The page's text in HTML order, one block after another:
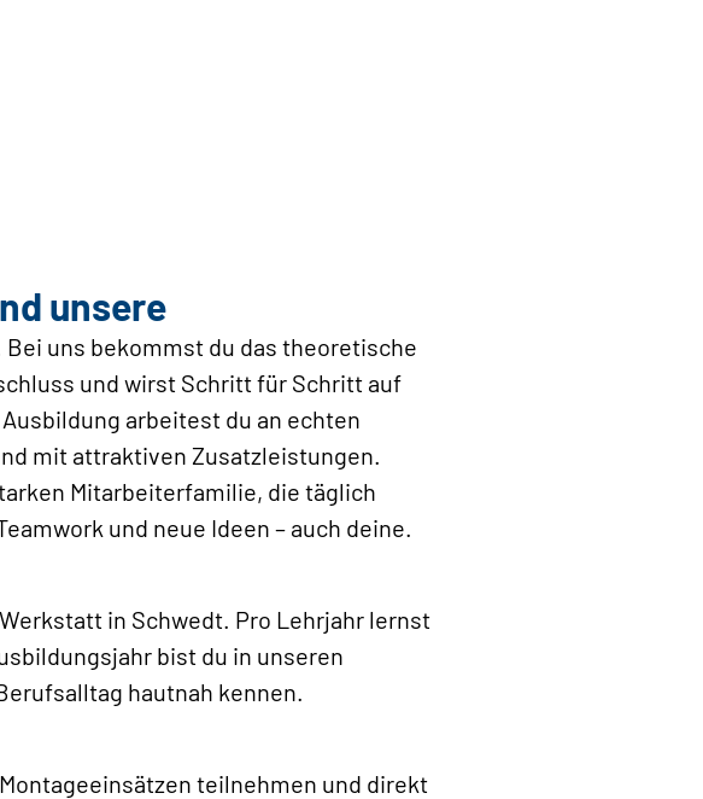
unsere
uns bekommst du das theoretische
und wirst Schritt für Schritt auf
arbeitest du an echten
mit attraktiven Zusatzleistungen.
Mitarbeiterfamilie, die täglich
und neue Ideen – auch deine.
in Schwedt. Pro Lehrjahr lernst
bist du in unseren
hautnah kennen.
teilnehmen und direkt